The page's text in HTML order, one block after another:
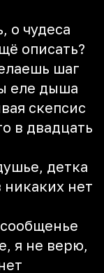
о чудеса
описать?
шаг
еле дыша
скепсис
в двадцать
детка
никаких нет
я не верю,